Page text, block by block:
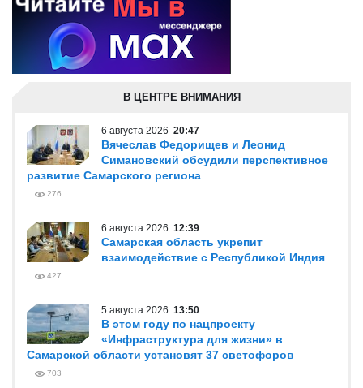
В ЦЕНТРЕ ВНИМАНИЯ
6 августа 2026 20:47
Вячеслав Федорищев и Леонид
Симановский обсудили перспективное
развитие Самарского региона
276
6 августа 2026 12:39
Самарская область укрепит
взаимодействие с Республикой Индия
427
5 августа 2026 13:50
В этом году по нацпроекту
«Инфраструктура для жизни» в
Самарской области установят 37 светофоров
703